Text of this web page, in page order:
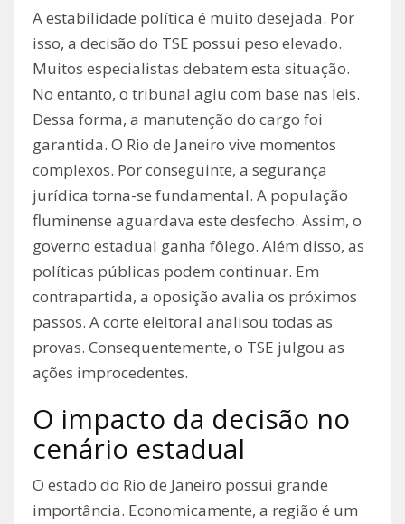
A estabilidade política é muito desejada. Por
isso, a decisão do TSE possui peso elevado.
Muitos especialistas debatem esta situação.
No entanto, o tribunal agiu com base nas leis.
Dessa forma, a manutenção do cargo foi
garantida. O Rio de Janeiro vive momentos
complexos. Por conseguinte, a segurança
jurídica torna-se fundamental. A população
fluminense aguardava este desfecho. Assim, o
governo estadual ganha fôlego. Além disso, as
políticas públicas podem continuar. Em
contrapartida, a oposição avalia os próximos
passos. A corte eleitoral analisou todas as
provas. Consequentemente, o TSE julgou as
ações improcedentes.
O impacto da decisão no
cenário estadual
O estado do Rio de Janeiro possui grande
importância. Economicamente, a região é um